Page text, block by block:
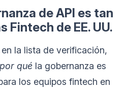
de API es tan
Fintech de EE. UU.
la lista de verificación,
por qué la gobernanza es
los equipos fintech en